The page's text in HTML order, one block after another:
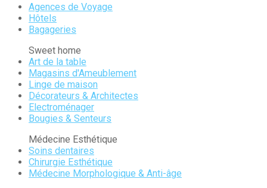
Agences de Voyage
Hôtels
Bagageries
Sweet home
Art de la table
Magasins d'Ameublement
Linge de maison
Décorateurs & Architectes
Electroménager
Bougies & Senteurs
Médecine Esthétique
Soins dentaires
Chirurgie Esthétique
Médecine Morphologique & Anti-âge